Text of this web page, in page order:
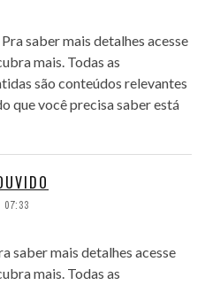
saber mais detalhes acesse
mais. Todas as
são conteúdos relevantes
que você precisa saber está
07:33
saber mais detalhes acesse
mais. Todas as